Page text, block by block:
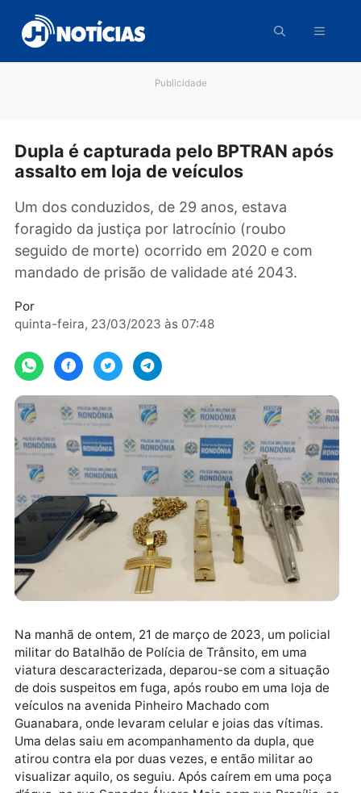
para
conteúdo
Dupla é capturada pelo BPTRAN
Um dos conduzidos, de 29 anos, estava
foragido da justiça por latrocínio (roubo
seguido de morte) ocorrido em 2020 e com
mandado de prisão de validade até 2043.
quinta-feira, 23/03/2023 às 07:48
Na manhã de ontem, 21 de março de 2023, um
militar do Batalhão de Polícia de Trânsito, em uma
viatura descaracterizada, deparou-se com a
de dois suspeitos em fuga, após roubo em uma loja
veículos na avenida Pinheiro Machado com